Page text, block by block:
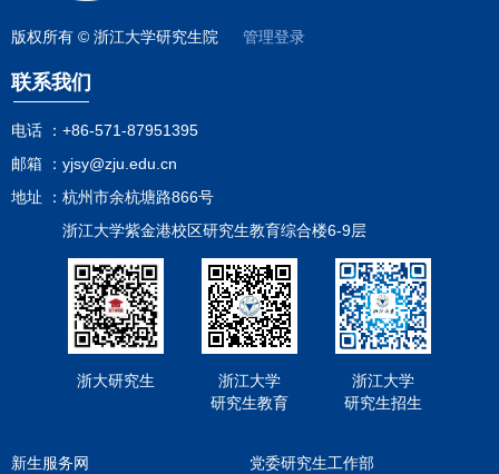
版权所有 © 浙江大学研究生院 管理登录
联系我们
电话 ： +86-571-87951395
邮箱 ： yjsy@zju.edu.cn
地址 ： 杭州市余杭塘路866号
浙江大学紫金港校区研究生教育综合楼6-9层
浙大研究生
浙江大学
研究生教育
浙江大学
研究生招生
新生服务网
党委研究生工作部